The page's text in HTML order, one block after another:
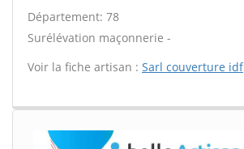
Département: 78
Surélévation maçonnerie -
Voir la fiche artisan : Sarl couverture idf